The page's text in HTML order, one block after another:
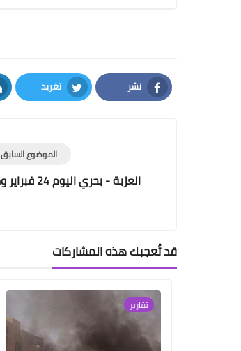
نشر
Facebook
تغريد
Twitter
الموضوع السابق
العزبة - بحري اليوم 24 فبراير وهتاف عالى/فيديو
قد تُعجبك هذه المشاركات
تقارير